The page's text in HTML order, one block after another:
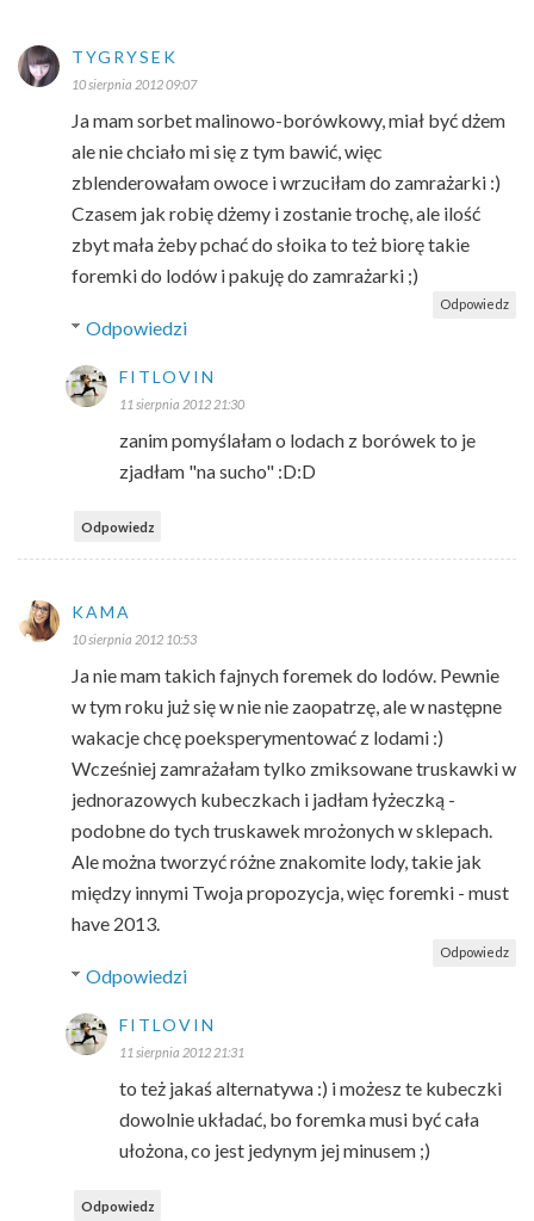
TYGRYSEK
10 sierpnia 2012 09:07
Ja mam sorbet malinowo-borówkowy, miał być dżem
ale nie chciało mi się z tym bawić, więc
zblenderowałam owoce i wrzuciłam do zamrażarki :)
Czasem jak robię dżemy i zostanie trochę, ale ilość
zbyt mała żeby pchać do słoika to też biorę takie
foremki do lodów i pakuję do zamrażarki ;)
Odpowiedz
Odpowiedzi
FITLOVIN
11 sierpnia 2012 21:30
zanim pomyślałam o lodach z borówek to je
zjadłam "na sucho" :D:D
Odpowiedz
KAMA
10 sierpnia 2012 10:53
Ja nie mam takich fajnych foremek do lodów. Pewnie
w tym roku już się w nie nie zaopatrzę, ale w następne
wakacje chcę poeksperymentować z lodami :)
Wcześniej zamrażałam tylko zmiksowane truskawki w
jednorazowych kubeczkach i jadłam łyżeczką -
podobne do tych truskawek mrożonych w sklepach.
Ale można tworzyć różne znakomite lody, takie jak
między innymi Twoja propozycja, więc foremki - must
have 2013.
Odpowiedz
Odpowiedzi
FITLOVIN
11 sierpnia 2012 21:31
to też jakaś alternatywa :) i możesz te kubeczki
dowolnie układać, bo foremka musi być cała
ułożona, co jest jedynym jej minusem ;)
Odpowiedz